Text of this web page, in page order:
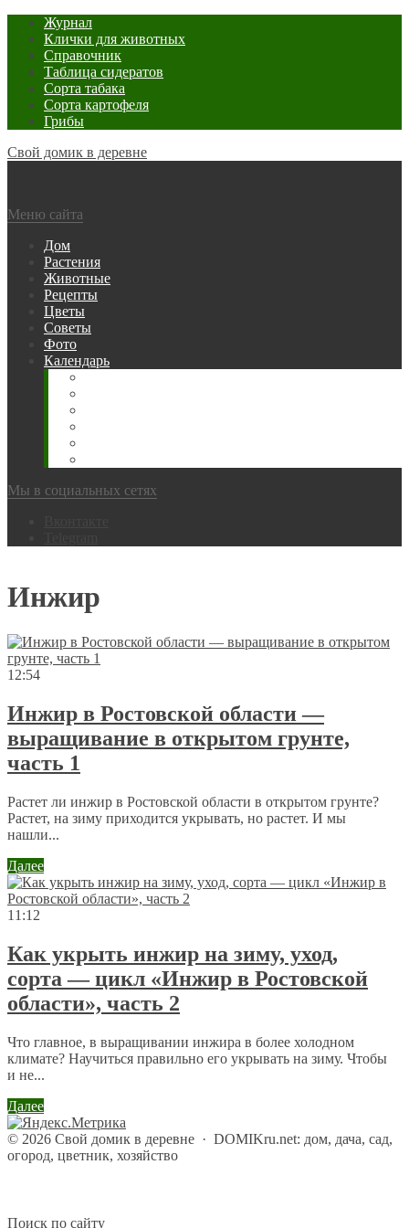
Журнал
Клички для животных
Справочник
Таблица сидератов
Сорта табака
Сорта картофеля
Грибы
Свой домик в деревне
Меню сайта
Дом
Растения
Животные
Рецепты
Цветы
Советы
Фото
Календарь
Мы в социальных сетях
Инжир
12:54
Инжир в Ростовской области —
выращивание в открытом грунте,
часть 1
Растет ли инжир в Ростовской области в открытом грунте?
Растет, на зиму приходится укрывать, но растет. И мы
нашли...
Далее
11:12
Как укрыть инжир на зиму, уход,
сорта — цикл «Инжир в Ростовской
области», часть 2
Что главное, в выращивании инжира в более холодном
климате? Научиться правильно его укрывать на зиму. Чтобы
и не...
Далее
© 2026 Свой домик в деревне · DOMIKru.net: дом, дача, сад,
огород, цветник, хозяйство
Поиск по сайту